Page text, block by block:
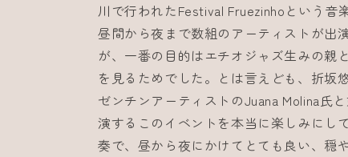
川で行われたFestival Fruezinhoという音
昼間から夜まで数組のアーティストが出
が、一番の目的はエチオジャズ生みの親
を見るためでした。とは言えども、折坂
ゼンチンアーティストのJuana Molina氏
演するこのイベントを本当に楽しみにし
奏で、昼から夜にかけてとても良い、穏